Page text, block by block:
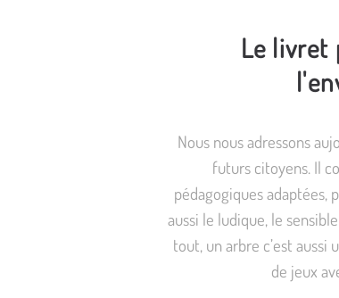
Le livret
Nous nous adressons
futurs citoyens. Il
pédagogiques
aussi le ludique, le
tout, un arbre c’est
de jeux